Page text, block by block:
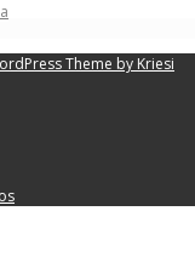
Theme by Kriesi